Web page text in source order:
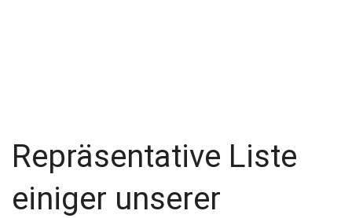
Repräsentative Liste
einiger unserer